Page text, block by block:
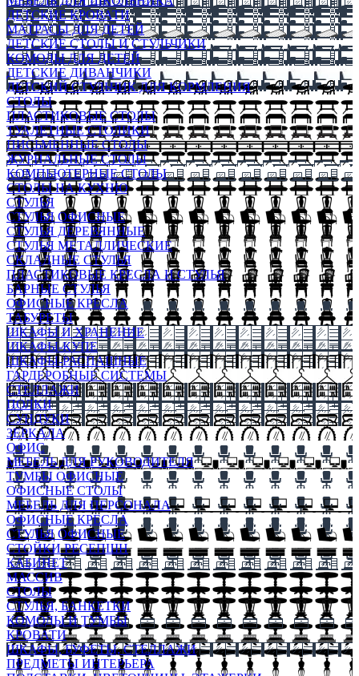
ДЕТСКИЕ КРОВАТИ
МАТРАСЫ ДЛЯ ДЕТЕЙ
ДЕТСКИЕ СТОЛЫ И СТУЛЬЧИКИ
КОМОДЫ ДЛЯ ДЕТЕЙ
ДЕТСКИЕ ДИВАНЧИКИ
ДЕТСКИЙ СТУЛЬЧИК ДЛЯ КОРМЛЕНИЯ
СТОЛЫ
ПЛАСТИКОВЫЕ СТОЛЫ
ТУАЛЕТНЫЕ СТОЛИКИ
ПИСЬМЕННЫЕ СТОЛЫ
ЖУРНАЛЬНЫЕ СТОЛЫ
КОМПЬЮТЕРНЫЕ СТОЛЫ
СТОЛЫ НА КУХНЮ
СТУЛЬЯ
СТУЛЬЯ ОФИСНЫЕ
СТУЛЬЯ ДЕРЕВЯННЫЕ
СТУЛЬЯ МЕТАЛЛИЧЕСКИЕ
СКЛАДНЫЕ СТУЛЬЯ
ПЛАСТИКОВЫЕ КРЕСЛА И СТУЛЬЯ
БАРНЫЕ СТУЛЬЯ
ОФИСНЫЕ КРЕСЛА
ТАБУРЕТЫ
ШКАФЫ И ХРАНЕНИЕ
ШКАФЫ-КУПЕ
ШКАФЫ-РАСПАШНЫЕ
ГАРДЕРОБНЫЕ СИСТЕМЫ
СТЕЛЛАЖИ
ПОЛКИ
СУНДУКИ
ЗЕРКАЛА
ОФИС
МЕБЕЛЬ ДЛЯ РУКОВОДИТЕЛЯ
ТУМБЫ ОФИСНЫЕ
ОФИСНЫЕ СТОЛЫ
МЕБЕЛЬ ДЛЯ ПЕРСОНАЛА
ОФИСНЫЕ КРЕСЛА
СТУЛЬЯ ОФИСНЫЕ
СТОЙКИ РЕСЕПШН
КАБИНЕТ
МАССИВ
СТОЛЫ
СТУЛЬЯ, БАНКЕТКИ
КОМОДЫ И ТУМБЫ
КРОВАТИ
ШКАФЫ, БУФЕТЫ, СТЕЛЛАЖИ
ПРЕДМЕТЫ ИНТЕРЬЕРА